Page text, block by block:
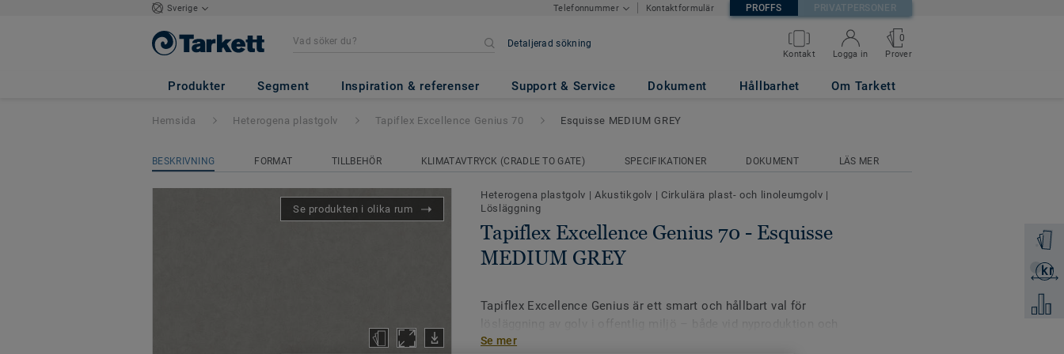
Sverige Telefonnummer Kontaktformulär PROFFS PRIVATPERSONER
Detaljerad sökning
Kontakt Logga in
0
Prover
Produkter Segment Inspiration & referenser Support & Service Dokument Hållbarhet Om Tarkett
Tapiflex Excellence Genius 70 - Esquisse MEDIUM GREY
Beställ
kr
Jämför
Hemsida Heterogena plastgolv Tapiflex Excellence Genius 70 Esquisse MEDIUM GREY
BESKRIVNING FORMAT TILLBEHÖR KLIMATAVTRYCK (CRADLE TO GATE) SPECIFIKATIONER DOKUMENT LÄS MER
Se produkten i olika rum
Heterogena plastgolv | Akustikgolv | Cirkulära plast- och linoleumgolv |
Lösläggning
Tapiflex Excellence Genius 70 - Esquisse
MEDIUM GREY
Tapiflex Excellence Genius är ett smart och hållbart val för
till snabba renoveringar. Denna version i akustikutförande passar
Se mer